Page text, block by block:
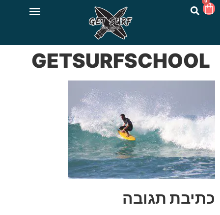
GETSURFSCHOOL
כתיבת תגובה